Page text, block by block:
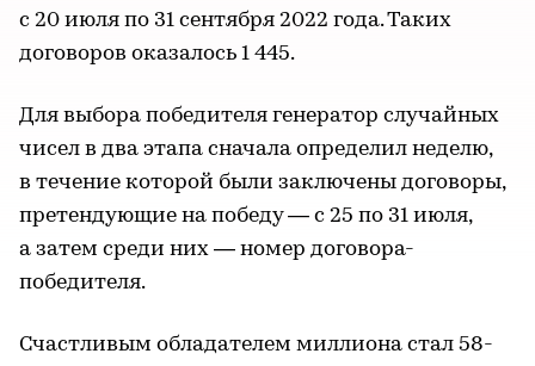
с 20 июля по 31 сентября 2022 года. Таких
договоров оказалось 1 445.
Для выбора победителя генератор случайных
чисел в два этапа сначала определил неделю,
в течение которой были заключены договоры,
претендующие на победу — с 25 по 31 июля,
а затем среди них — номер договора-
победителя.
Счастливым обладателем миллиона стал 58-